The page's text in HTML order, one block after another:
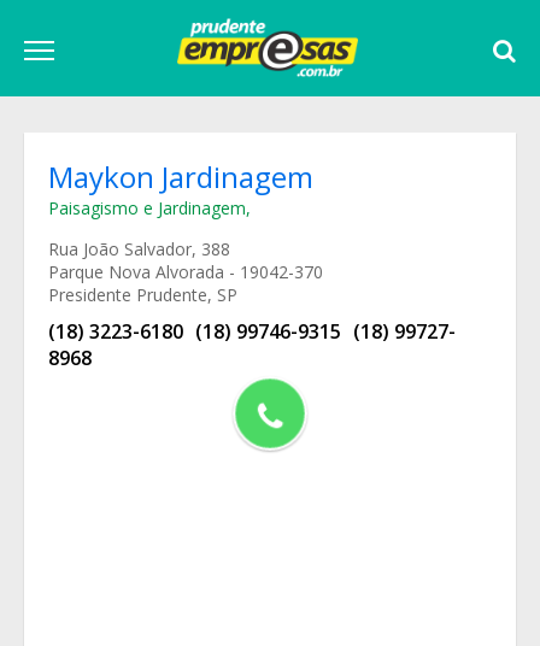
Maykon Jardinagem
Paisagismo e Jardinagem,
Rua João Salvador, 388
Parque Nova Alvorada - 19042-370
Presidente Prudente, SP
(18) 3223-6180 (18) 99746-9315 (18) 99727-
8968